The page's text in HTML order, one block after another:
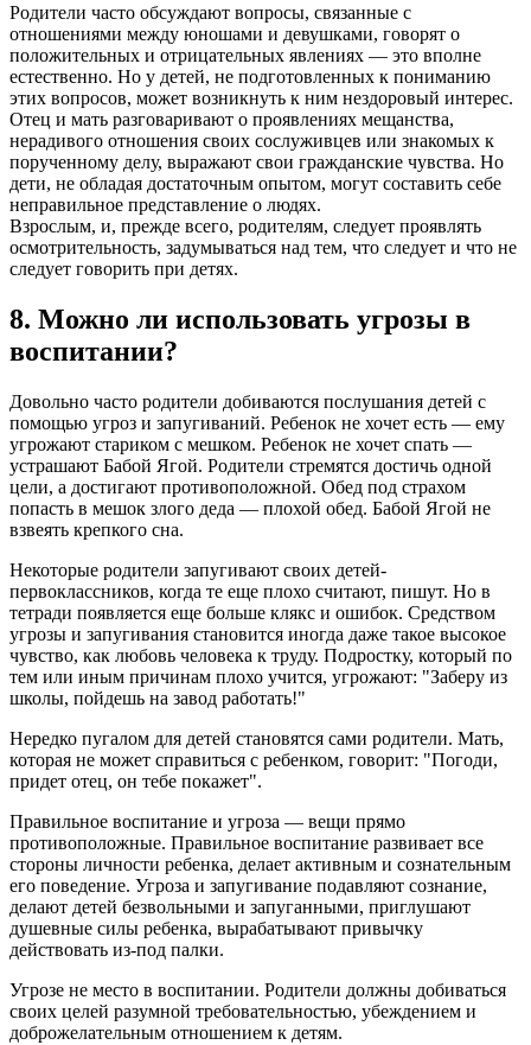
Родители часто обсуждают вопросы, связанные с
отношениями между юношами и девушками, говорят о
положительных и отрицательных явлениях — это вполне
естественно. Но у детей, не подготовленных к пониманию
этих вопросов, может возникнуть к ним нездоровый интерес.
Отец и мать разговаривают о проявлениях мещанства,
нерадивого отношения своих сослуживцев или знакомых к
порученному делу, выражают свои гражданские чувства. Но
дети, не обладая достаточным опытом, могут составить себе
неправильное представление о людях.
Взрослым, и, прежде всего, родителям, следует проявлять
осмотрительность, задумываться над тем, что следует и что не
следует говорить при детях.
8. Можно ли использовать угрозы в
воспитании?
Довольно часто родители добиваются послушания детей с
помощью угроз и запугиваний. Ребенок не хочет есть — ему
угрожают стариком с мешком. Ребенок не хочет спать —
устрашают Бабой Ягой. Родители стремятся достичь одной
цели, а достигают противоположной. Обед под страхом
попасть в мешок злого деда — плохой обед. Бабой Ягой не
взвеять крепкого сна.
Некоторые родители запугивают своих детей-
первоклассников, когда те еще плохо считают, пишут. Но в
тетради появляется еще больше клякс и ошибок. Средством
угрозы и запугивания становится иногда даже такое высокое
чувство, как любовь человека к труду. Подростку, который по
тем или иным причинам плохо учится, угрожают: "Заберу из
школы, пойдешь на завод работать!"
Нередко пугалом для детей становятся сами родители. Мать,
которая не может справиться с ребенком, говорит: "Погоди,
придет отец, он тебе покажет".
Правильное воспитание и угроза — вещи прямо
противоположные. Правильное воспитание развивает все
стороны личности ребенка, делает активным и сознательным
его поведение. Угроза и запугивание подавляют сознание,
делают детей безвольными и запуганными, приглушают
душевные силы ребенка, вырабатывают привычку
действовать из-под палки.
Угрозе не место в воспитании. Родители должны добиваться
своих целей разумной требовательностью, убеждением и
доброжелательным отношением к детям.